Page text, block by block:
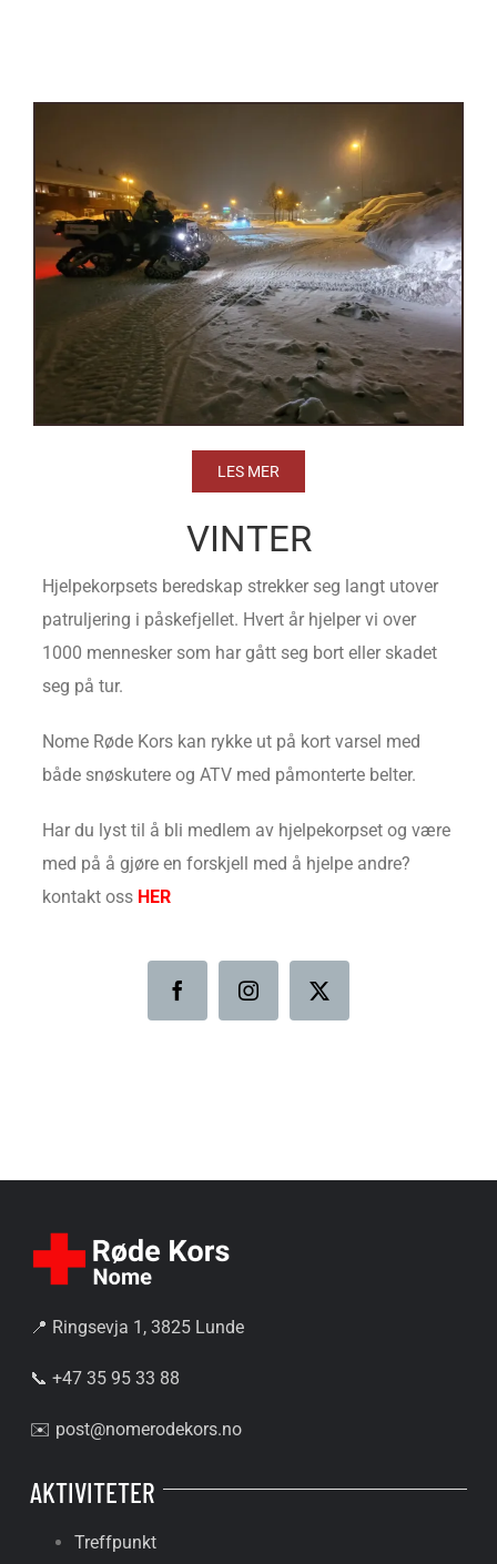
LES MER
VINTER
Hjelpekorpsets beredskap strekker seg langt utover
patruljering i påskefjellet. Hvert år hjelper vi over
1000 mennesker som har gått seg bort eller skadet
seg på tur.
Nome Røde Kors kan rykke ut på kort varsel med
både snøskutere og ATV med påmonterte belter.
Har du lyst til å bli medlem av hjelpekorpset og være
med på å gjøre en forskjell med å hjelpe andre?
kontakt oss HER
📍 Ringsevja 1, 3825 Lunde
📞 +47 35 95 33 88
✉️ post@nomerodekors.no
AKTIVITETER
Treffpunkt